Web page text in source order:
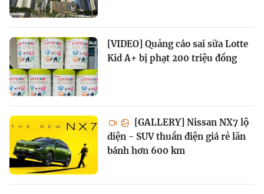
[VIDEO] Quảng cáo sai sữa Lotte
Kid A+ bị phạt 200 triệu đồng
[GALLERY] Nissan NX7 lộ
diện - SUV thuần điện giá rẻ lăn
bánh hơn 600 km